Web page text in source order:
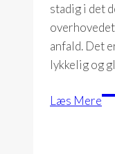
stadig i det
anfald. Det
lykkelig og
Læs Mere